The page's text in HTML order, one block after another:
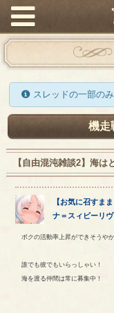
スレッドの一部の
機走
【自由混沌雑談2】海は
【お気に召すまま
ナ＝ スィビーリ
ボクの活動率上昇ができそうや
誰でも彼でもいらっしゃい！
海を渡る仲間は常に募集中！